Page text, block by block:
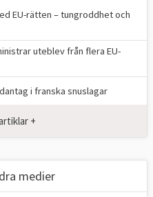
än någonsin –
inflytande, sade
(M) i
och
EU-rätten – tungroddhet och
uteblev från flera EU-
i franska snuslagar
+
medier